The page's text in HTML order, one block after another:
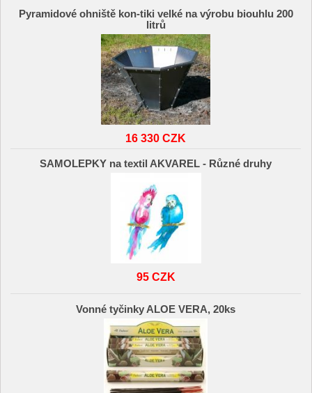
Pyramidové ohniště kon-tiki velké na výrobu biouhlu 200
litrů
16 330 CZK
SAMOLEPKY na textil AKVAREL - Různé druhy
95 CZK
Vonné tyčinky ALOE VERA, 20ks